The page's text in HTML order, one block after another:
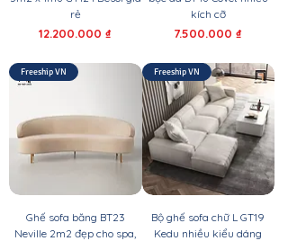
rẻ
Giá
12.200.000 ₫
kích cỡ
Giá
7.500.000 ₫
Freeship VN
Ghế sofa băng BT23
Neville 2m2 đẹp cho spa,
Freeship VN
Bộ ghế sofa chữ L GT19
Kedu nhiều kiểu dáng